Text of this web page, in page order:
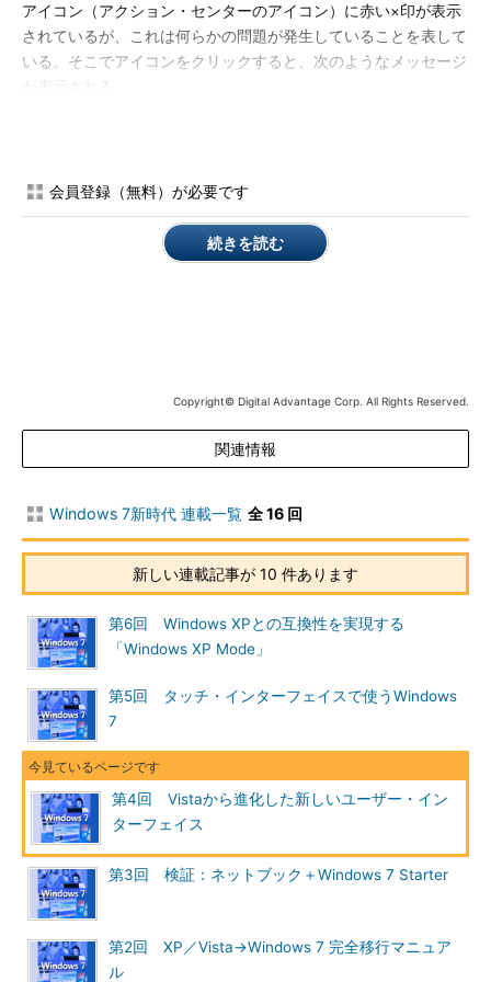
アイコン（アクション・センターのアイコン）に赤い×印が表示
されているが、これは何らかの問題が発生していることを表して
いる。そこでアイコンをクリックすると、次のようなメッセージ
が表示される。
アクション・センター・アイコ
（2）警告の内容。
これをクリックして、アクショ
［アクションセンターを開く］をクリックすると、コントロー
ル・パネルのアクション・センターが表示される。この画面で警
告の内容を確認したり、どのカテゴリのメッセージをアクショ
ン・センター・アイコンとして表示させたりするかなどを設定す
る。
アクション・センター
アクション・センターでは、セキュリティやメン
テナンスなどのカテゴリに属するWindowsの機能
会員登録（無料）が必要です
続きを読む
Copyright© Digital Advantage Corp. All Rights Reserved.
関連情報
Windows 7新時代 連載一覧 全 16 回
新しい連載記事が 10 件あります
第6回 Windows XPとの互換性を実現する
「Windows XP Mode」
第5回 タッチ・インターフェイスで使うWindows
7
第4回 Vistaから進化した新しいユーザー・イン
ターフェイス
第3回 検証：ネットブック＋Windows 7 Starter
第2回 XP／Vista→Windows 7 完全移行マニュア
ル